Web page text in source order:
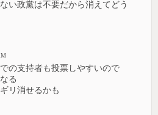
い政黨は不要だから消えてどう
の支持者も投票しやすいので
る
リ消せるかも